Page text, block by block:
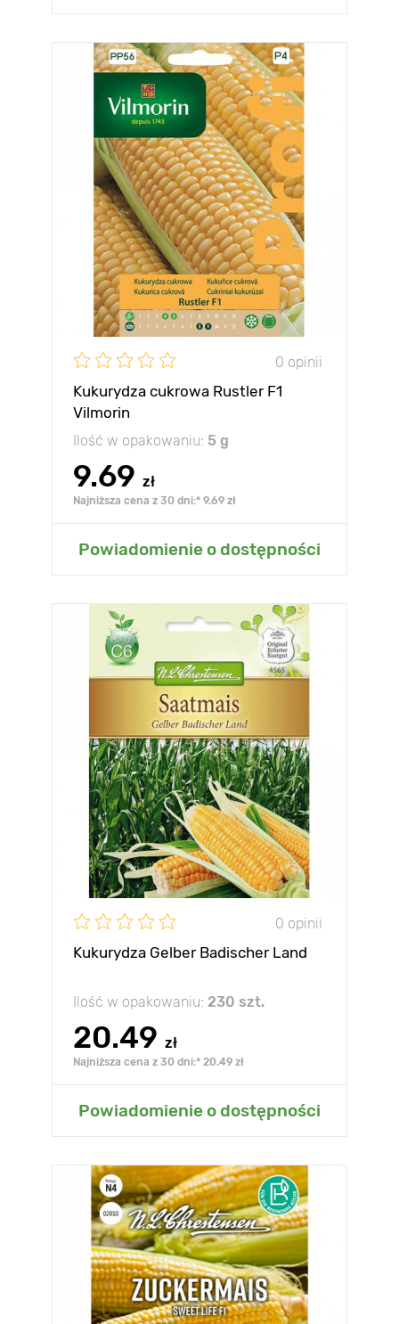
0 opinii
Kukurydza cukrowa Rustler F1
Vilmorin
Ilość w opakowaniu: 5 g
9.69 zł
Najniższa cena z 30 dni:* 9.69 zł
Powiadomienie o dostępności
0 opinii
Kukurydza Gelber Badischer Land
Ilość w opakowaniu: 230 szt.
20.49 zł
Najniższa cena z 30 dni:* 20.49 zł
Powiadomienie o dostępności